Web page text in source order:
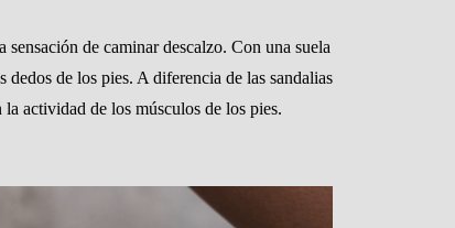
sensación de caminar descalzo. Con una suela
de los pies. A diferencia de las sandalias
actividad de los músculos de los pies.